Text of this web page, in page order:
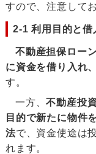
すので、注意して
2-1 利用目的と借
不動産担保ロー
に資金を借り入れ
す。
一方、不動産投
目的で新たに物件
法で、資金使途は
れます。